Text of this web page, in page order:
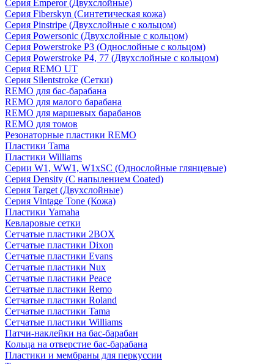
Серия Emperor (Двухслойные)
Серия Fiberskyn (Синтетическая кожа)
Серия Pinstripe (Двухслойные с кольцом)
Серия Powersonic (Двухслойные с кольцом)
Серия Powerstroke P3 (Однослойные с кольцом)
Серия Powerstroke P4, 77 (Двухслойные с кольцом)
Серия REMO UT
Серия Silentstroke (Сетки)
REMO для бас-барабана
REMO для малого барабана
REMO для маршевых барабанов
REMO для томов
Резонаторные пластики REMO
Пластики Tama
Пластики Williams
Серии W1, WW1, W1xSC (Однослойные глянцевые)
Серия Density (C напылением Coated)
Серия Target (Двухслойные)
Серия Vintage Tone (Кожа)
Пластики Yamaha
Кевларовые сетки
Сетчатые пластики 2BOX
Сетчатые пластики Dixon
Сетчатые пластики Evans
Сетчатые пластики Nux
Сетчатые пластики Peace
Сетчатые пластики Remo
Сетчатые пластики Roland
Сетчатые пластики Tama
Сетчатые пластики Williams
Патчи-наклейки на бас-барабан
Кольца на отверстие бас-барабана
Пластики и мембраны для перкуссии